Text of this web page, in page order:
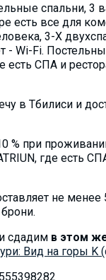
спальни, 3
есть все для
3-X
- Wi-Fi.
есть СПА и
в Тбилиси и
% при
где есть
не менее
сдадим в этом
Вид на горы K